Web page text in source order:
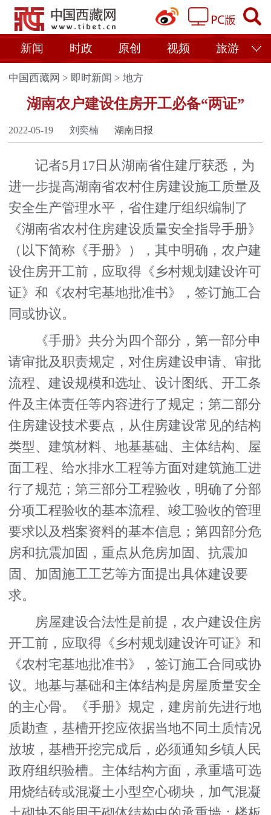
新闻 时政 原创 视频 旅游
中国西藏网 > 即时新闻 >地方
湖南农户建设住房开工必备“两证”
2022-05-19 刘奕楠 湖南日报
记者5月17日从湖南省住建厅获悉，为
进一步提高湖南省农村住房建设施工质量及
安全生产管理水平，省住建厅组织编制了
《湖南省农村住房建设质量安全指导手册》
（以下简称《手册》），其中明确，农户建
设住房开工前，应取得《乡村规划建设许可
证》和《农村宅基地批准书》，签订施工合
同或协议。
《手册》共分为四个部分，第一部分申
请审批及职责规定，对住房建设申请、审批
流程、建设规模和选址、设计图纸、开工条
件及主体责任等内容进行了规定；第二部分
住房建设技术要点，从住房建设常见的结构
类型、建筑材料、地基基础、主体结构、屋
面工程、给水排水工程等方面对建筑施工进
行了规范；第三部分工程验收，明确了分部
分项工程验收的基本流程、竣工验收的管理
要求以及档案资料的基本信息；第四部分危
房和抗震加固，重点从危房加固、抗震加
固、加固施工工艺等方面提出具体建设要
求。
房屋建设合法性是前提，农户建设住房
开工前，应取得《乡村规划建设许可证》和
《农村宅基地批准书》，签订施工合同或协
议。地基与基础和主体结构是房屋质量安全
的主心骨。《手册》规定，建房前先进行地
质勘查，基槽开挖应依据当地不同土质情况
放坡，基槽开挖完成后，必须通知乡镇人民
政府组织验槽。主体结构方面，承重墙可选
用烧结砖或混凝土小型空心砌块，加气混凝